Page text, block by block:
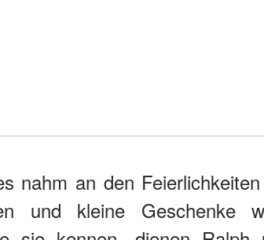
nahm an den
und kleine Geschenke